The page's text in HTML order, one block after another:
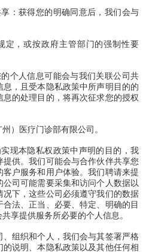
：获得您的明确同意后，我们会与
定，或按政府主管部门的强制性要
个人信息可能会与我们关联公司共
，且受本隐私政策中所声明目的的
的处理目的，将再次征求您的授权
）医疗门诊部有限公司。
现本隐私权政策中声明的目的，我
供。我们可能会与合作伙伴共享您
户服务和用户体验。我们聘请来提
司可能需要采集和访问个人数据以
下，这些公司必须遵守我们的数据
法、正当、必要、特定、明确的目
享提供服务所必要的个人信息。
组织和个人，我们会与其签署严格
说明、本隐私政策以及其他任何相